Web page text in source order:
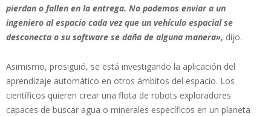
pierdan o fallen en la entrega. No podemos enviar a un
ingeniero al espacio cada vez que un vehículo espacial se
desconecta o su software se daña de alguna manera», dijo.
Asimismo, prosiguió, se está investigando la aplicación del
aprendizaje automático en otros ámbitos del espacio. Los
científicos quieren crear una flota de robots exploradores
capaces de buscar agua o minerales específicos en un planeta